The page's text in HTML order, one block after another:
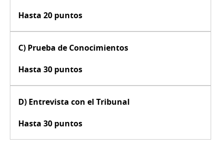
Hasta 20 puntos
C) Prueba de Conocimientos
Hasta 30 puntos
D) Entrevista con el Tribunal
Hasta 30 puntos